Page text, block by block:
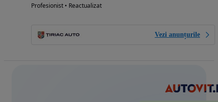
Profesionist • Reactualizat
Vezi anunțurile